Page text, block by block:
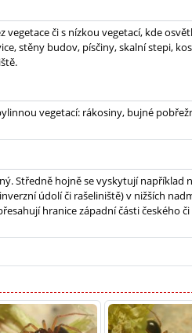
vegetace či s nízkou vegetací, kde
stěny budov, písčiny, skalní stepi,
vegetací: rákosiny, bujné
Středně hojně se vyskytují
údolí či rašeliniště) v nižších
hranice západní části českého